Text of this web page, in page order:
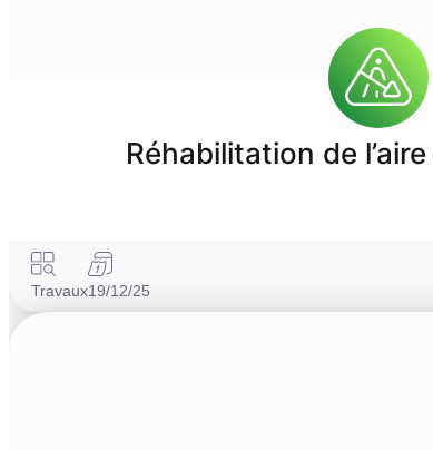
Réhabilitation de
Travaux19/12/25